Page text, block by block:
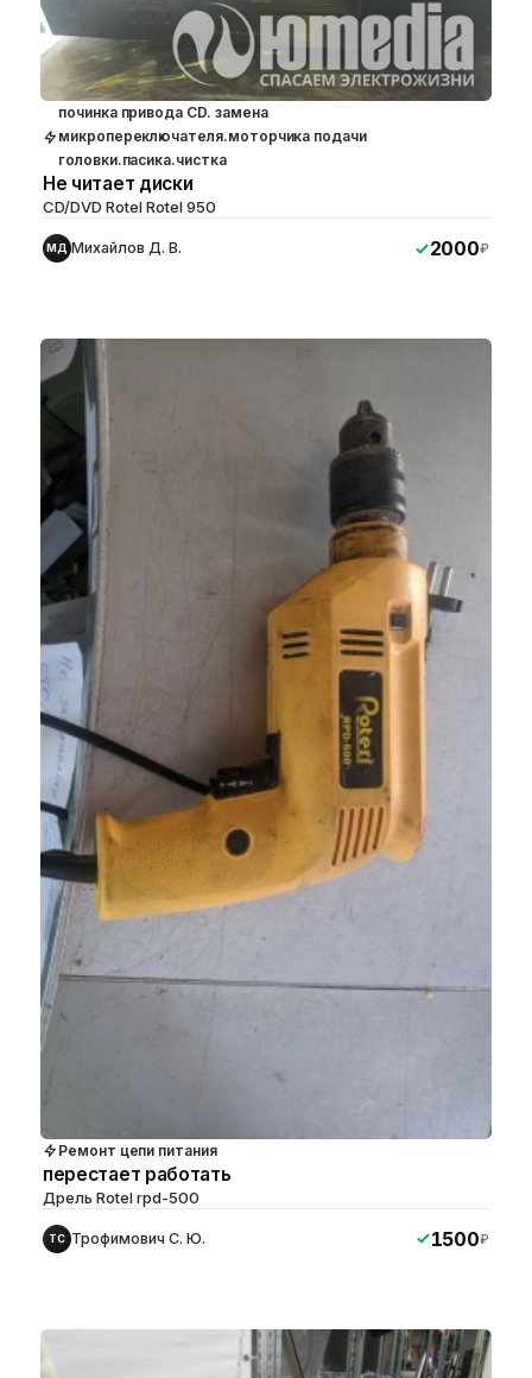
починка привода CD. замена
микропереключателя.моторчика подачи
головки.пасика.чистка
Не читает диски
CD/DVD Rotel Rotel 950
МД Михайлов Д. В. 2000₽
Ремонт цепи питания
перестает работать
Дрель Rotel rpd-500
ТС Трофимович С. Ю. 1500₽